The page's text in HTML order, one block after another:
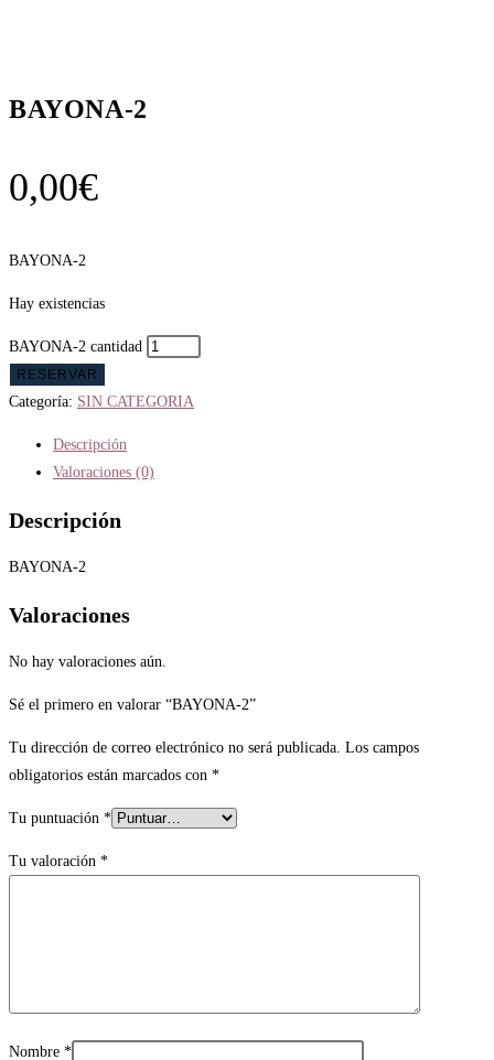
BAYONA-2
0,00€
BAYONA-2
Hay existencias
BAYONA-2 cantidad
RESERVAR
Categoría: SIN CATEGORIA
Descripción
Valoraciones (0)
Descripción
BAYONA-2
Valoraciones
No hay valoraciones aún.
Sé el primero en valorar “BAYONA-2”
Tu dirección de correo electrónico no será publicada. Los campos
obligatorios están marcados con *
Tu puntuación *
Tu valoración *
Nombre *